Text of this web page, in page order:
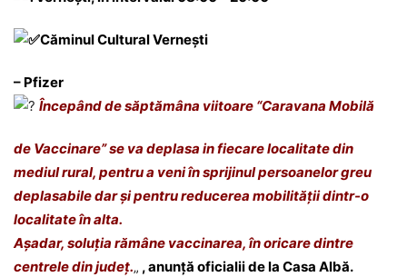
Căminul Cultural Vernești
– Pfizer
Începând de săptămâna viitoare “Caravana Mobilă
de Vaccinare” se va deplasa in fiecare localitate din
mediul rural, pentru a veni în sprijinul persoanelor greu
deplasabile dar și pentru reducerea mobilității dintr-o
localitate în alta.
Așadar, soluția rămâne vaccinarea, în oricare dintre
centrele din județ.„ , anunță oficialii de la Casa Albă.